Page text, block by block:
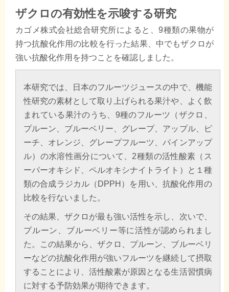
ザクロの有効性を示唆する研究
カゴメ株式会社総合研究所によると、9種類の果物が
持つ抗酸化作用の比較を行った結果、中でもザクロが
強い抗酸化作用を持つことを確認しました。
本研究では、日本のフルーツジュースの中で、機能
性研究の素材として取り上げられる果汁や、よく飲
まれている果汁のうち、9種のフルーツ（ザクロ、
プルーン、ブルーベリー、グレープ、アップル、ピ
ーチ、オレンジ、グレープフルーツ、パインアップ
ル）の水溶性画分について、2種類の活性酸素（ス
ーパーオキシド、ペルオキシナイトライト）と１種
類の合成ラジカル（DPPH）を用い、抗酸化作用の
比較を行ないました。
その結果、ザクロが最も強い活性を示し、次いで、
プルーン、ブルーベリー等に活性が認められまし
た。この結果から、ザクロ、プルーン、ブルーベリ
ーなどの抗酸化作用が強いフルーツを継続して摂取
することにより、活性酸素が原因となる生活習慣病
に対する予防効果が期待できます。